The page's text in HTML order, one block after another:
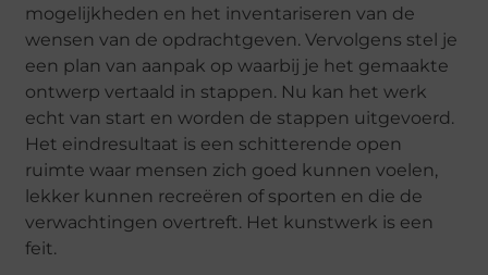
mogelijkheden en het inventariseren van de
wensen van de opdrachtgeven. Vervolgens stel je
een plan van aanpak op waarbij je het gemaakte
ontwerp vertaald in stappen. Nu kan het werk
echt van start en worden de stappen uitgevoerd.
Het eindresultaat is een schitterende open
ruimte waar mensen zich goed kunnen voelen,
lekker kunnen recreëren of sporten en die de
verwachtingen overtreft. Het kunstwerk is een
feit.